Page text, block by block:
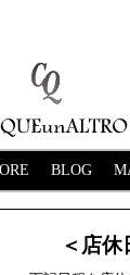
BLOG
＜店休